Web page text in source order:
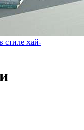
стиле хай-